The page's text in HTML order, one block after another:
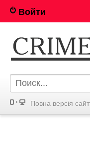
Войти
Повна версія